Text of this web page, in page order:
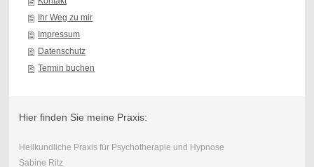
Ihr Weg zu mir
Impressum
Datenschutz
Termin buchen
Hier finden Sie meine Praxis:
Heilkundliche Praxis für Psychotherapie und Hypnose
Sabine Ritz